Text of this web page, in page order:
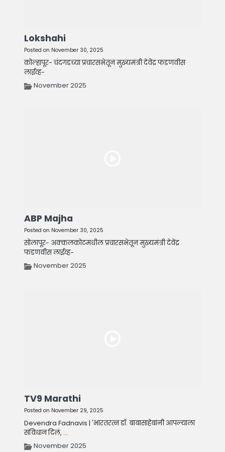
Lokshahi
Posted on November 30, 2025
कोल्हापूर- चंदगडच्या प्रचारसभेतून मुख्यमंत्री देवेंद्र फडणवीस
लाईव्ह-
November 2025
ABP Majha
Posted on November 30, 2025
सोलापूर- अक्कलकोटमधील प्रचारसभेतून मुख्यमंत्री देवेंद्र
फडणवीस लाईव्ह-
November 2025
TV9 Marathi
Posted on November 29, 2025
Devendra Fadnavis | 'भारतरत्न डॉ. बाबासाहेबांनी आपल्याला
संविधान दिलं, ...
November 2025